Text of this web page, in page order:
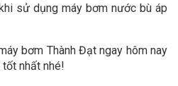
sử dụng máy bơm nước bù áp
bơm Thành Đạt ngay hôm nay
nhất nhé!